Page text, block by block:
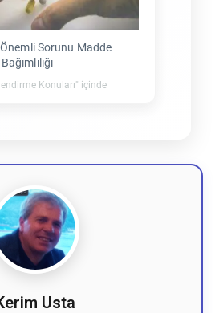
Önemli Sorunu Madde
Bağımlılığı
Konuları" içinde
Usta